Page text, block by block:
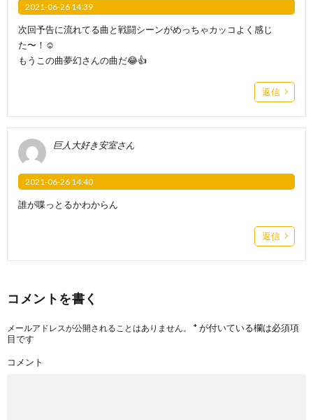
2021-06-26 14:39
次回予告に流れてる曲と戦闘シーンがめっちゃカッコよく感じ
た〜！☺️
もうこの曲夢幻さんの曲だ😂👍
返信
巨人大好き安室さん
2021-06-26 14:40
誰が喋っとるかわからん
返信
コメントを書く
メールアドレスが公開されることはありません。 *が付いている欄は必須項
目です
コメント